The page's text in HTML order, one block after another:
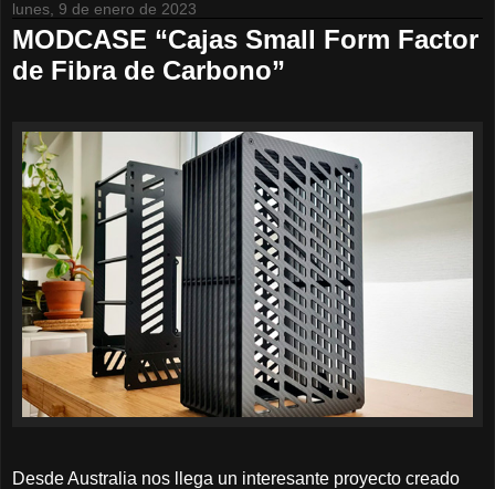
lunes, 9 de enero de 2023
MODCASE “Cajas Small Form Factor
de Fibra de Carbono”
Desde Australia nos llega un interesante proyecto creado